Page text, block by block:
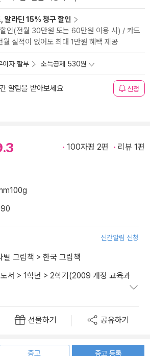
알라딘 15% 청구 할인
인(전월 30만원 또는 60만원 이용 시) / 카드
월 실적이 없어도 최대 1만원 혜택 제공
이자 할부 소득공제 530원
알림을 받아보세요 신청
100자평 2편 리뷰 1편
100g
신간알림 신청
별 그림책 > 한국 그림책
서 > 1학년 > 2학기(2009 개정 교육과
선물하기 공유하기
중고
중고 등록